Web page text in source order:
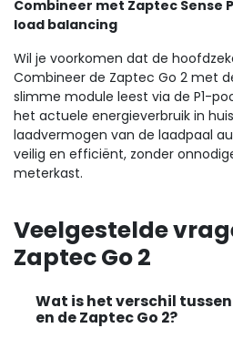
Combineer met Zaptec Sense
load balancing
Wil je voorkomen dat de
Combineer de Zaptec Go 2 met
slimme module leest via de P1-
het actuele energieverbruik in
laadvermogen van de laadpaal
veilig en efficiënt, zonder
meterkast.
Veelgestelde
Zaptec Go 2
Wat is het verschil
en de Zaptec Go 2?